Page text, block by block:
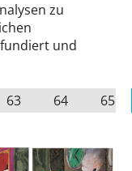
zu
und
63 64 65